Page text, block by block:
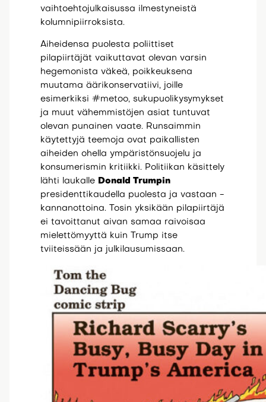
vaihtoehtojulkaisussa ilmestyneistä
kolumnipiirroksista.
Aiheidensa puolesta poliittiset
pilapiirtäjät vaikuttavat olevan varsin
hegemonista väkeä, poikkeuksena
muutama äärikonservatiivi, joille
esimerkiksi #metoo, sukupuolikysymykset
ja muut vähemmistöjen asiat tuntuvat
olevan punainen vaate. Runsaimmin
käytettyjä teemoja ovat paikallisten
aiheiden ohella ympäristönsuojelu ja
konsumerismin kritiikki. Politiikan käsittely
lähti laukalle
Donald Trumpin
presidenttikaudella puolesta ja vastaan -
kannanottoina. Tosin yksikään pilapiirtäjä
ei tavoittanut aivan samaa raivoisaa
mielettömyyttä kuin Trump itse
tviiteissään ja julkilausumissaan.